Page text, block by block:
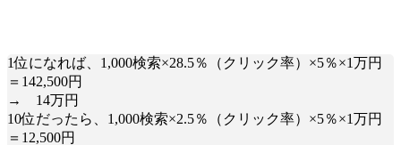
1位になれば、1,000検索×28.5％（クリック率）×5％×1万円
＝142,500円
→ 14万円
10位だったら、1,000検索×2.5％（クリック率）×5％×1万円
＝12,500円